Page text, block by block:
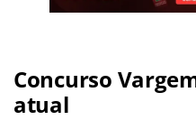
Concurso
atual